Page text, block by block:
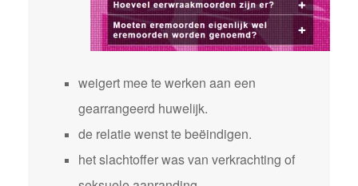
weigert mee te werken aan een
gearrangeerd huwelijk.
de relatie wenst te beëindigen.
het slachtoffer was van verkrachting of